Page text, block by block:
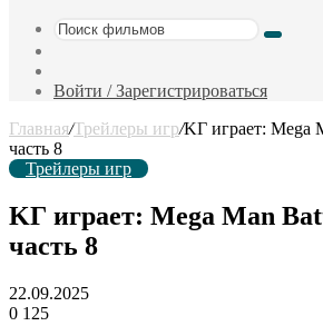
Поиск
фильм
Войти / Зарегистрироваться
Главная/Трейлеры игр/KГ игpaeт: Mega
часть 8
Трейлеры игр
KГ игpaeт: Mega Man
часть 8
22.09.2025
0 125